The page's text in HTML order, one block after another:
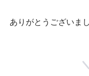
ありがとうございま